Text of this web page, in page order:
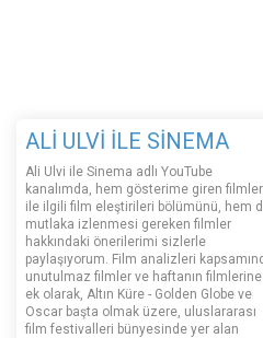
ALİ ULVİ İLE SİNEMA
Ali Ulvi ile Sinema adlı YouTube
kanalımda, hem gösterime giren filmler
ile ilgili film eleştirileri bölümünü, hem
mutlaka izlenmesi gereken filmler
hakkındaki önerilerimi sizlerle
paylaşıyorum. Film analizleri
unutulmaz filmler ve haftanın filmlerine
ek olarak, Altın Küre - Golden Globe ve
Oscar başta olmak üzere, uluslararası
film festivalleri bünyesinde yer alan